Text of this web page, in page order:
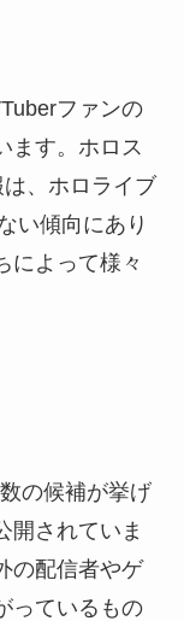
ファンの
ます。ホロス
、ホロライブ
い傾向にあり
によって様々
の候補が挙げ
開されていま
の配信者やゲ
っているもの